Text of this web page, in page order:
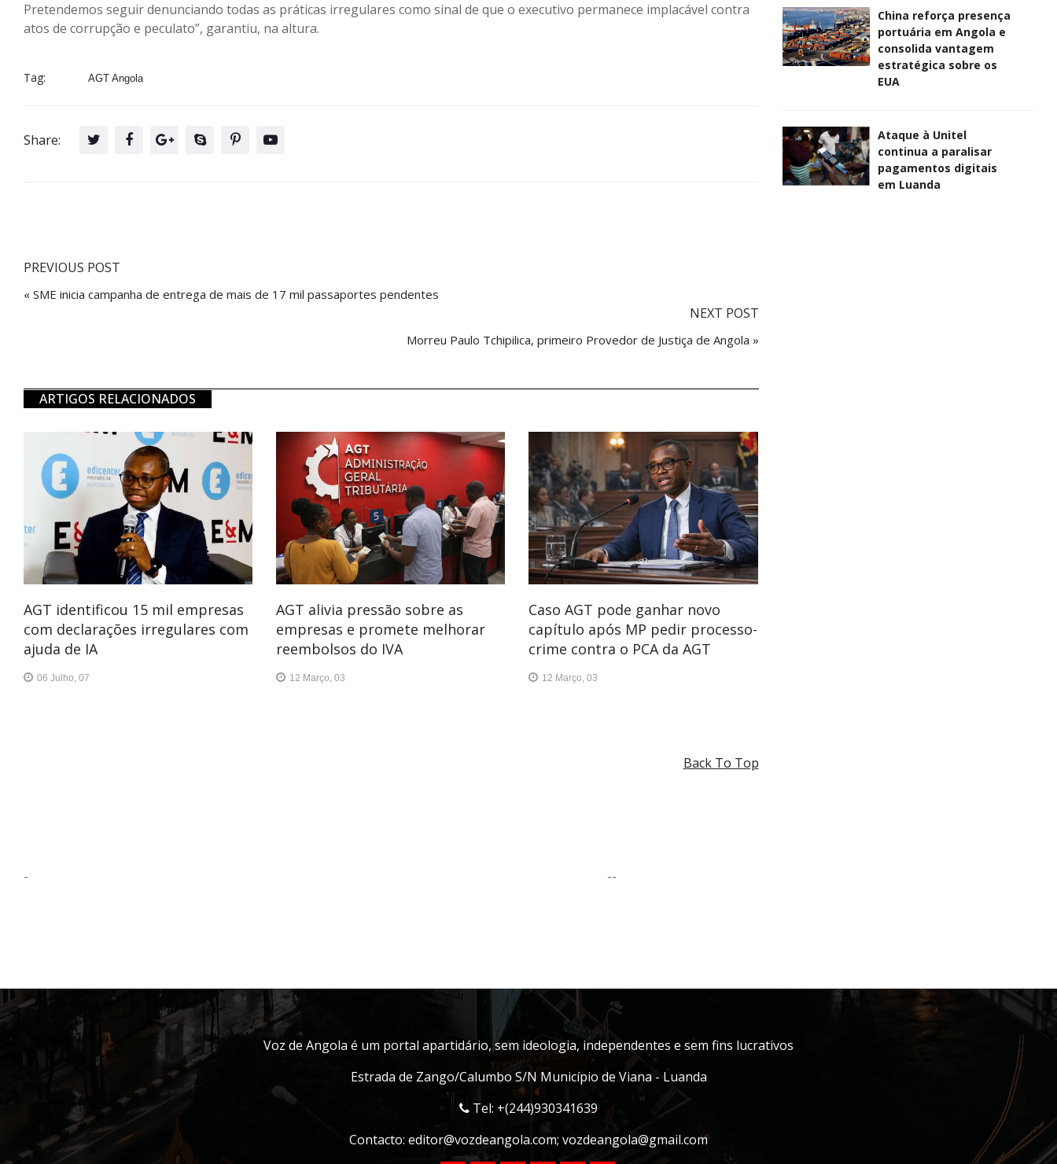
Pretendemos seguir denunciando todas as práticas irregulares como sinal de que o executivo permanece implacável contra
atos de corrupção e peculato”, garantiu, na altura.
Tag: AGT Angola
Share:
PREVIOUS POST
« SME inicia campanha de entrega de mais de 17 mil passaportes pendentes
NEXT POST
Morreu Paulo Tchipilica, primeiro Provedor de Justiça de Angola »
ARTIGOS RELACIONADOS
AGT identificou 15 mil empresas
com declarações irregulares com
ajuda de IA
06 Julho, 07
AGT alivia pressão sobre as
empresas e promete melhorar
reembolsos do IVA
12 Março, 03
Caso AGT pode ganhar novo
capítulo após MP pedir processo-
crime contra o PCA da AGT
12 Março, 03
Back To Top
- --
China reforça presença
portuária em Angola e
consolida vantagem
estratégica sobre os
EUA
Ataque à Unitel
continua a paralisar
pagamentos digitais
em Luanda
Voz de Angola é um portal apartidário, sem ideologia, independentes e sem fins lucrativos
Estrada de Zango/Calumbo S/N Município de Viana - Luanda
Tel: +(244)930341639
Contacto: editor@vozdeangola.com; vozdeangola@gmail.com